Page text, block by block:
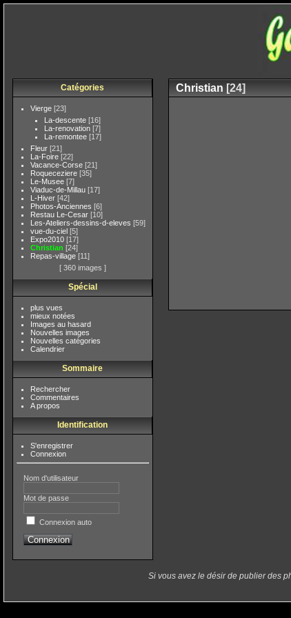
Catégories
Vierge [23]
La-descente [16]
La-renovation [7]
La-remontee [17]
Fleur [21]
La-Foire [22]
Vacance-Corse [21]
Roqueceziere [35]
Le-Musee [7]
Viaduc-de-Millau [17]
L-Hiver [42]
Photos-Anciennes [6]
Restau Le-Cesar [10]
Les-Ateliers-dessins-d-eleves [59]
vue-du-ciel [5]
Expo2010 [17]
Christian [24]
Repas-village [11]
[ 360 images ]
Spécial
plus vues
mieux notées
Images au hasard
Nouvelles images
Nouvelles catégories
Calendrier
Sommaire
Rechercher
Commentaires
A propos
Identification
S'enregistrer
Connexion
Nom d'utilisateur
Mot de passe
Connexion auto
Christian [24]
Si vous avez le désir de publier des